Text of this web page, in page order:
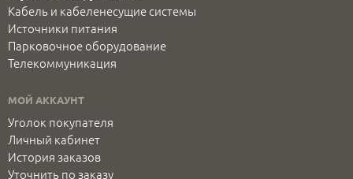
Кабель и кабеленесущие системы
Источники питания
Парковочное оборудование
Телекоммуникация
МОЙ АККАУНТ
Уголок покупателя
Личный кабинет
История заказов
Уточнить по заказу